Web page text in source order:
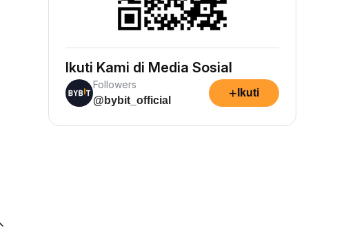
Ikuti Kami di Media Sosial
Followers
@bybit_official
+ Ikuti